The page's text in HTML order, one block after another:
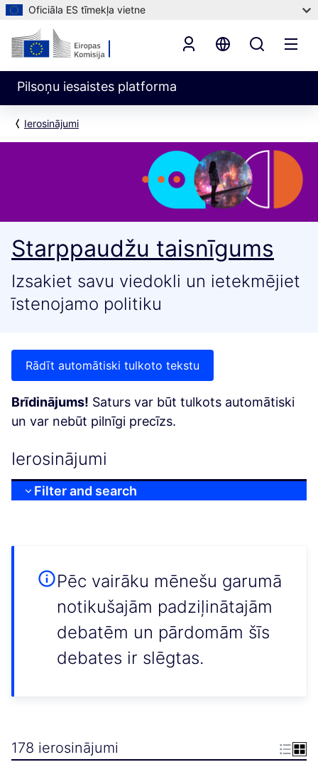
Oficiāla ES tīmekļa vietne
Pilsoņu iesaistes platforma
Ierosinājumi
Starppaudžu taisnīgums
Izsakiet savu viedokli un ietekmējiet
īstenojamo politiku
Rādīt automātiski tulkoto tekstu
Brīdinājums! Saturs var būt tulkots automātiski
un var nebūt pilnīgi precīzs.
Ierosinājumi
Filter and search
Pēc vairāku mēnešu garumā
notikušajām padziļinātajām
debatēm un pārdomām šīs
debates ir slēgtas.
178 ierosinājumi